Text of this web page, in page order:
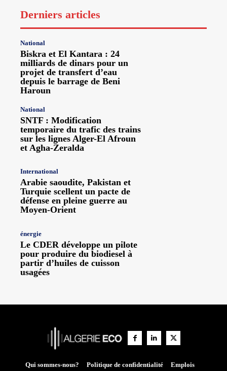
Derniers articles
National
Biskra et El Kantara : 24
milliards de dinars pour un
projet de transfert d’eau
depuis le barrage de Beni
Haroun
National
SNTF : Modification
temporaire du trafic des trains
sur les lignes Alger-El Afroun
et Agha-Zeralda
International
Arabie saoudite, Pakistan et
Turquie scellent un pacte de
défense en pleine guerre au
Moyen-Orient
énergie
Le CDER développe un pilote
pour produire du biodiesel à
partir d’huiles de cuisson
usagées
Qui sommes-nous? Politique de confidentialité Emplois